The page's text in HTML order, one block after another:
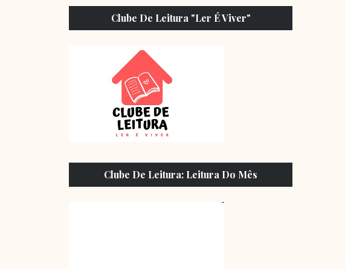
Clube De Leitura "Ler É Viver"
Clube De Leitura: Leitura Do Mês